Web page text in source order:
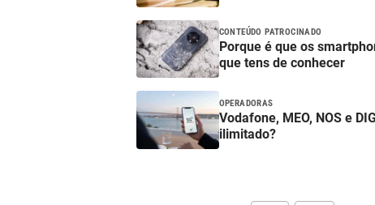
CONTEÚDO PATROCINADO
Porque é que os
que tens de conhecer
OPERADORAS
Vodafone, MEO, NOS e
ilimitado?